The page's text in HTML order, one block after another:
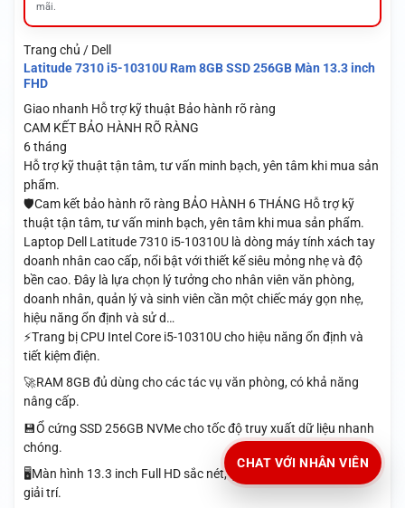
mãi.
Trang chủ / Dell
Latitude 7310 i5-10310U Ram 8GB SSD 256GB Màn 13.3 inch
FHD
Giao nhanh Hỗ trợ kỹ thuật Bảo hành rõ ràng
CAM KẾT BẢO HÀNH RÕ RÀNG
6 tháng
Hỗ trợ kỹ thuật tận tâm, tư vấn minh bạch, yên tâm khi mua sản
phẩm.
🛡️Cam kết bảo hành rõ ràng BẢO HÀNH 6 THÁNG Hỗ trợ kỹ
thuật tận tâm, tư vấn minh bạch, yên tâm khi mua sản phẩm.
Laptop Dell Latitude 7310 i5-10310U là dòng máy tính xách tay
doanh nhân cao cấp, nổi bật với thiết kế siêu mỏng nhẹ và độ
bền cao. Đây là lựa chọn lý tưởng cho nhân viên văn phòng,
doanh nhân, quản lý và sinh viên cần một chiếc máy gọn nhẹ,
hiệu năng ổn định và sử d…
⚡Trang bị CPU Intel Core i5-10310U cho hiệu năng ổn định và
tiết kiệm điện.
🚀RAM 8GB đủ dùng cho các tác vụ văn phòng, có khả năng
nâng cấp.
💾Ổ cứng SSD 256GB NVMe cho tốc độ truy xuất dữ liệu nhanh
chóng.
🖥️Màn hình 13.3 inch Full HD sắc nét, lý tưởng cho công việc và
giải trí.
CHAT VỚI NHÂN VIÊN